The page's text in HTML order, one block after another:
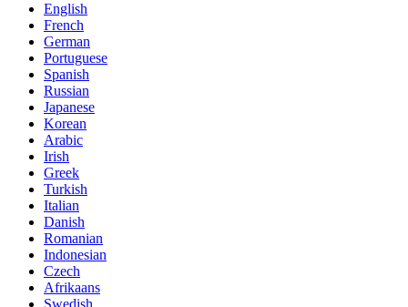
English
French
German
Portuguese
Spanish
Russian
Japanese
Korean
Arabic
Irish
Greek
Turkish
Italian
Danish
Romanian
Indonesian
Czech
Afrikaans